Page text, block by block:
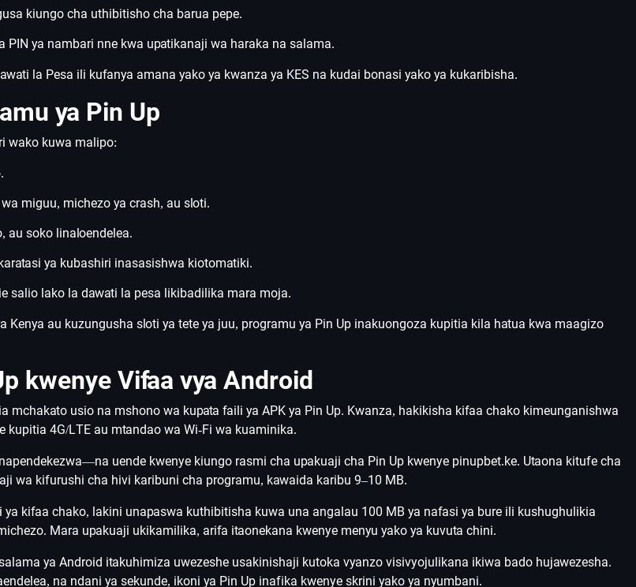
kiungo cha uthibitisho cha barua pepe.
PIN ya nambari nne kwa upatikanaji wa haraka na salama.
la Pesa ili kufanya amana yako ya kwanza ya KES na kudai bonasi yako ya kukaribisha.
ya Pin Up
wako kuwa malipo:
miguu, michezo ya crash, au sloti.
au soko linaloendelea.
ya kubashiri inasasishwa kiotomatiki.
salio lako la dawati la pesa likibadilika mara moja.
Kenya au kuzungusha sloti ya tete ya juu, programu ya Pin Up inakuongoza kupitia kila hatua kwa maagizo
kwenye Vifaa vya Android
mchakato usio na mshono wa kupata faili ya APK ya Pin Up. Kwanza, hakikisha kifaa chako kimeunganishwa
4G/LTE au mtandao wa Wi-Fi wa kuaminika.
uende kwenye kiungo rasmi cha upakuaji cha Pin Up kwenye pinupbet.ke. Utaona kitufe cha
wa kifurushi cha hivi karibuni cha programu, kawaida karibu 9–10 MB.
kifaa chako, lakini unapaswa kuthibitisha kuwa una angalau 100 MB ya nafasi ya bure ili kushughulikia
Mara upakuaji ukikamilika, arifa itaonekana kwenye menyu yako ya kuvuta chini.
ya Android itakuhimiza uwezeshe usakinishaji kutoka vyanzo visivyojulikana ikiwa bado hujawezesha.
na ndani ya sekunde, ikoni ya Pin Up inafika kwenye skrini yako ya nyumbani.